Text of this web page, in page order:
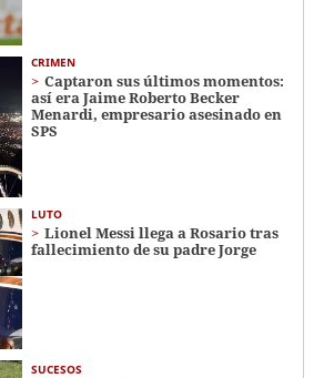
CRIMEN
Captaron sus últimos momentos:
así era Jaime Roberto Becker
Menardi​​​, empresario asesinado en
SPS
LUTO
Lionel Messi llega a Rosario tras
fallecimiento de su padre Jorge
SUCESOS